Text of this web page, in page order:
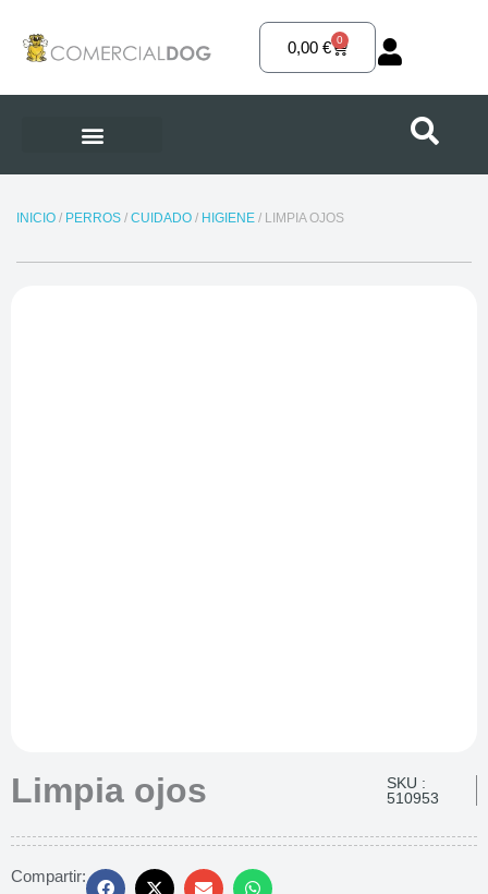
contenido
0,00€ 0
Carrito
INICIO/ PERROS/ CUIDADO/ HIGIENE/ LIMPIA OJOS
Limpia ojos
SKU :
510953
Compartir: